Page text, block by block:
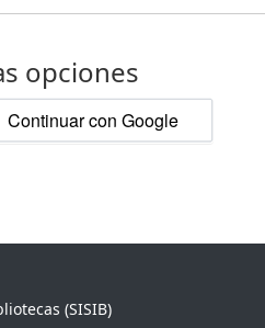
opciones
Continuar con Google
(SISIB)